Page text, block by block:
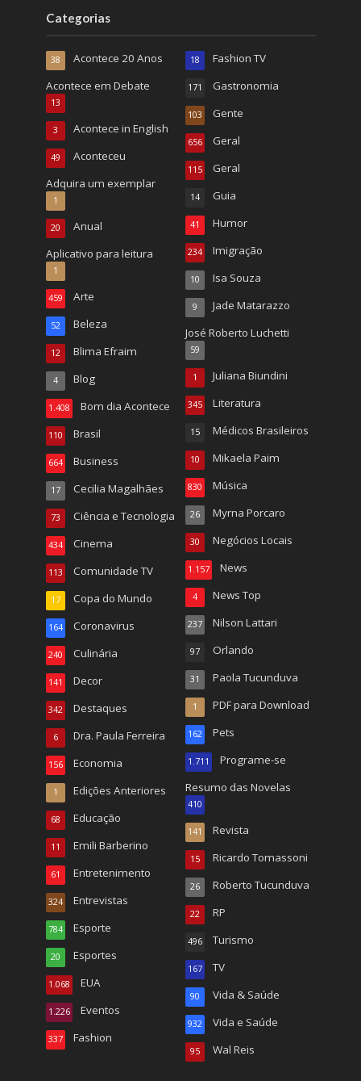
Categorias
Acontece 20 Anos
38
Acontece em Debate
13
Acontece in English
3
Aconteceu
49
Adquira um exemplar
1
Anual
20
Aplicativo para leitura
1
Arte
459
Beleza
52
Blima Efraim
12
Blog
4
Bom dia Acontece
1.408
Brasil
110
Business
664
Cecilia Magalhães
17
Ciência e Tecnologia
73
Cinema
434
Comunidade TV
113
Copa do Mundo
17
Coronavirus
164
Culinária
240
Decor
141
Destaques
342
Dra. Paula Ferreira
6
Economia
156
Edições Anteriores
1
Educação
68
Emili Barberino
11
Entretenimento
61
Entrevistas
324
Esporte
784
Esportes
20
EUA
1.068
Eventos
1.226
Fashion
337
Fashion TV
18
Gastronomia
171
Gente
103
Geral
656
Geral
115
Guia
14
Humor
41
Imigração
234
Isa Souza
10
Jade Matarazzo
9
José Roberto Luchetti
59
Juliana Biundini
1
Literatura
345
Médicos Brasileiros
15
Mikaela Paim
10
Música
830
Myrna Porcaro
26
Negócios Locais
30
News
1.157
News Top
4
Nilson Lattari
237
Orlando
97
Paola Tucunduva
31
PDF para Download
1
Pets
162
Programe-se
1.711
Resumo das Novelas
410
Revista
141
Ricardo Tomassoni
15
Roberto Tucunduva
26
RP
22
Turismo
496
TV
167
Vida & Saúde
90
Vida e Saúde
932
Wal Reis
95